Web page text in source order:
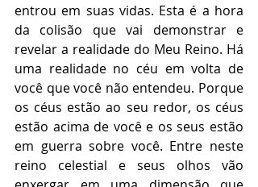
entrou em suas vidas. Esta é a hora
da colisão que vai demonstrar e
revelar a realidade do Meu Reino. Há
uma realidade no céu em volta de
você que você não entendeu. Porque
os céus estão ao seu redor, os céus
estão acima de você e os seus estão
em guerra sobre você. Entre neste
reino celestial e seus olhos vão